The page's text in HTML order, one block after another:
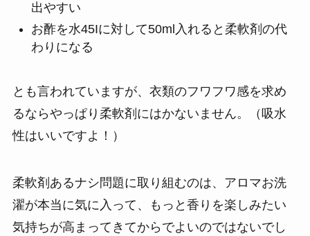
出やすい
お酢を水45Iに対して50ml入れると柔軟剤の代
わりになる
とも言われていますが、衣類のフワフワ感を求め
るならやっぱり柔軟剤にはかないません。（吸水
性はいいですよ！）
柔軟剤あるナシ問題に取り組むのは、アロマお洗
濯が本当に気に入って、もっと香りを楽しみたい
気持ちが高まってきてからでよいのではないでし